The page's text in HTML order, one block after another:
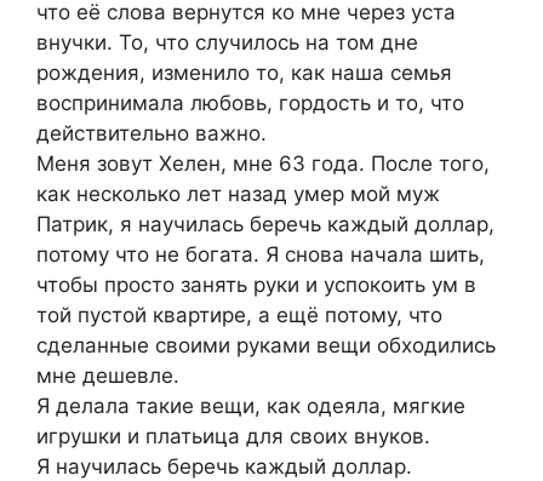
что её слова вернутся ко мне через уста
внучки. То, что случилось на том дне
рождения, изменило то, как наша семья
воспринимала любовь, гордость и то, что
действительно важно.
Меня зовут Хелен, мне 63 года. После того,
как несколько лет назад умер мой муж
Патрик, я научилась беречь каждый доллар,
потому что не богата. Я снова начала шить,
чтобы просто занять руки и успокоить ум в
той пустой квартире, а ещё потому, что
сделанные своими руками вещи обходились
мне дешевле.
Я делала такие вещи, как одеяла, мягкие
игрушки и платьица для своих внуков.
Я научилась беречь каждый доллар.